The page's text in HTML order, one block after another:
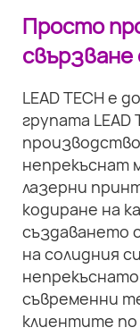
Просто
LEAD TECH е
групата LEAD
непрекъснат
лазерни
кодиране на
създаването
на солидния
съвременни
клиентите